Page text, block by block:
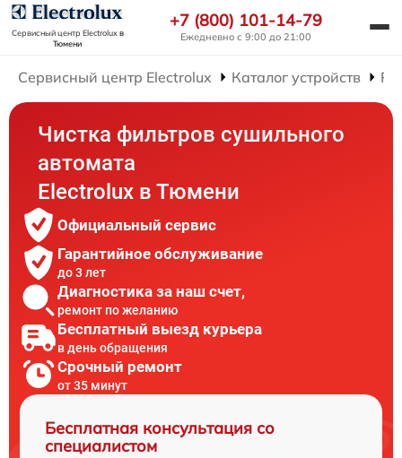
Сервисный центр Electroluxв
Тюмени
+7 (800) 101-14-79
Ежедневно с 9:00 до 21:00
Сервисный центр Electrolux Каталог устройств
Чистка фильтров сушильного
автомата
Electrolux в Тюмени
Официальный сервис
Гарантийное обслуживание
до 3 лет
Диагностика за наш счет,
ремонт по желанию
Бесплатный выезд курьера
в день обращения
Срочный ремонт
от 35 минут
Бесплатная консультация со
специалистом